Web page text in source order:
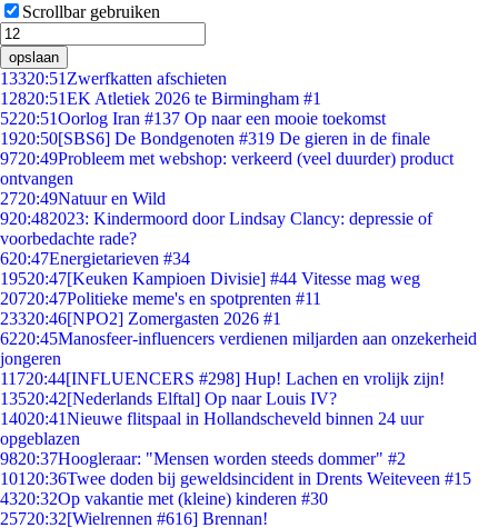
Scrollbar gebruiken
opslaan
13320:51 Zwerfkatten afschieten
12820:51EK Atletiek 2026 te Birmingham #1
5220:51Oorlog Iran #137 Op naar een mooie toekomst
1920:50[SBS6] De Bondgenoten #319 De gieren in de finale
9720:49Probleem met webshop: verkeerd (veel duurder) product
ontvangen
2720:49Natuur en Wild
920:482023: Kindermoord door Lindsay Clancy: depressie of
voorbedachte rade?
620:47Energietarieven #34
19520:47[Keuken Kampioen Divisie] #44 Vitesse mag weg
20720:47Politieke meme's en spotprenten #11
23320:46[NPO2] Zomergasten 2026 #1
6220:45Manosfeer-influencers verdienen miljarden aan onzekerheid
jongeren
11720:44[INFLUENCERS #298] Hup! Lachen en vrolijk zijn!
13520:42[Nederlands Elftal] Op naar Louis IV?
14020:41Nieuwe flitspaal in Hollandscheveld binnen 24 uur
opgeblazen
9820:37Hoogleraar: "Mensen worden steeds dommer" #2
101 20:36Twee doden bij geweldsincident in Drents Weiteveen #15
4320:32Op vakantie met (kleine) kinderen #30
25720:32[Wielrennen #616] Brennan!